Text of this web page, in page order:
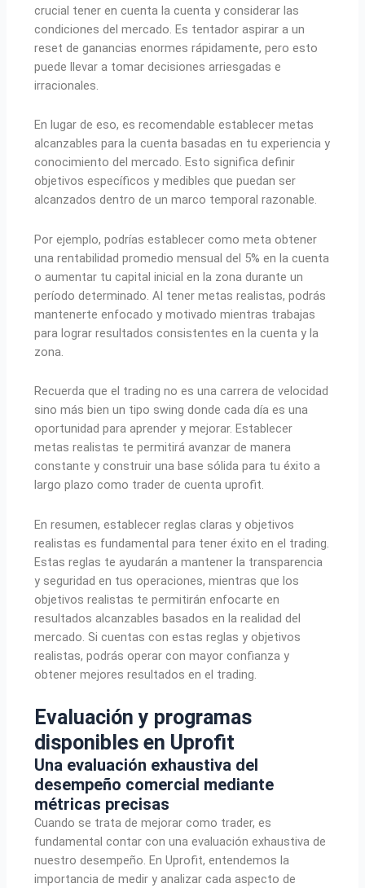
crucial tener en cuenta la cuenta y considerar las
condiciones del mercado. Es tentador aspirar a un
reset de ganancias enormes rápidamente, pero esto
puede llevar a tomar decisiones arriesgadas e
irracionales.
En lugar de eso, es recomendable establecer metas
alcanzables para la cuenta basadas en tu experiencia y
conocimiento del mercado. Esto significa definir
objetivos específicos y medibles que puedan ser
alcanzados dentro de un marco temporal razonable.
Por ejemplo, podrías establecer como meta obtener
una rentabilidad promedio mensual del 5% en la cuenta
o aumentar tu capital inicial en la zona durante un
período determinado. Al tener metas realistas, podrás
mantenerte enfocado y motivado mientras trabajas
para lograr resultados consistentes en la cuenta y la
zona.
Recuerda que el trading no es una carrera de velocidad
sino más bien un tipo swing donde cada día es una
oportunidad para aprender y mejorar. Establecer
metas realistas te permitirá avanzar de manera
constante y construir una base sólida para tu éxito a
largo plazo como trader de cuenta uprofit.
En resumen, establecer reglas claras y objetivos
realistas es fundamental para tener éxito en el trading.
Estas reglas te ayudarán a mantener la transparencia
y seguridad en tus operaciones, mientras que los
objetivos realistas te permitirán enfocarte en
resultados alcanzables basados en la realidad del
mercado. Si cuentas con estas reglas y objetivos
realistas, podrás operar con mayor confianza y
obtener mejores resultados en el trading.
Evaluación y programas
disponibles en Uprofit
Una evaluación exhaustiva del
desempeño comercial mediante
métricas precisas
Cuando se trata de mejorar como trader, es
fundamental contar con una evaluación exhaustiva de
nuestro desempeño. En Uprofit, entendemos la
importancia de medir y analizar cada aspecto de